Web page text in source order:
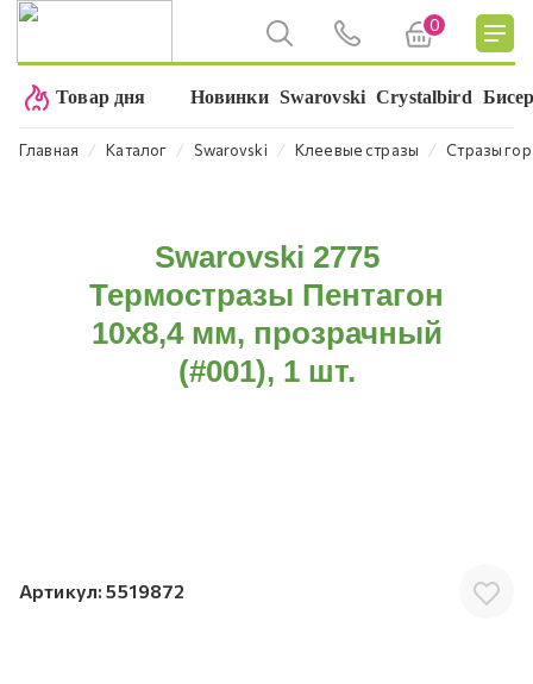
0
Товар дня Новинки Swarovski Crystalbird
Главная ⁄ Каталог ⁄ Swarovski ⁄ Клеевые стразы ⁄ Стразы
Swarovski 2775
Термостразы Пентагон
10x8,4 мм, прозрачный
(#001), 1 шт.
Артикул: 5519872